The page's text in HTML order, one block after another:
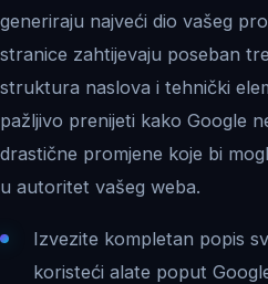
generiraju najveći dio vašeg
stranice zahtijevaju poseban
struktura naslova i tehnički
pažljivo prenijeti kako Google
drastične promjene koje bi
u autoritet vašeg weba.
Izvezite kompletan popis
koristeći alate poput